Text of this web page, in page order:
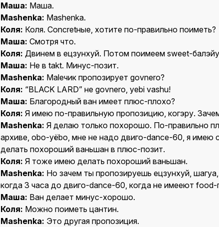
Маша: Маша.
Mashenka: Mashenka.
Коля: Коля. Concretные, хотите по-правильно поиметь?
Маша: Смотря что.
Коля: Двинем в ецзунхуй. Потом поимеем sweet-
Маша: Не в takt. Минус-позит.
Mashenka: Maleчик пропозирует govnero?
Коля: “BLACK LARD” не govnero, yebi vashu!
Маша: Благородный ван имеет плюс-плохо?
Коля: Я имею по-правильную пропозицию, когэру.
Mashenka: Я делаю только похорошо. По-правильно
архиве, obo-уёbo, мне не надо двиго-dance-60, я
делать похороший ваньшан в плюс-позит.
Коля: Я тоже имею делать похороший ваньшан.
Mashenka: Но зачем ты пропозируешь ецзунхуй,
когда 3 часа до двиго-dance-60, когда не имееют
Маша: Ван делает минус-хорошо.
Коля: Можно поиметь цантин.
Mashenka: Это другая пропозиция.